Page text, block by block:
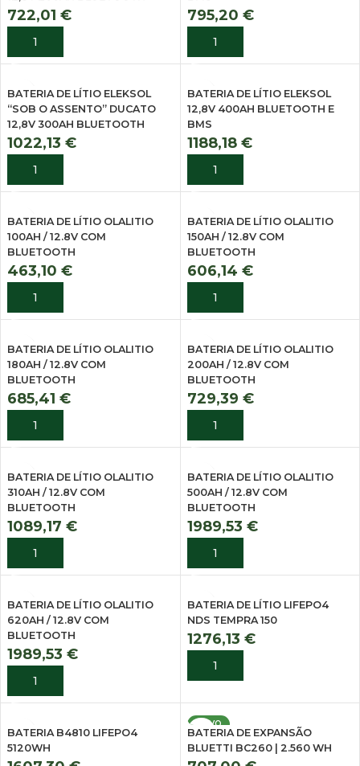
722,01 €
ADICIONAR
795,20 €
ADICIONAR
BATERIA DE LÍTIO ELEKSOL
“SOB O ASSENTO” DUCATO
12,8V 300AH BLUETOOTH
1022,13 €
ADICIONAR
BATERIA DE LÍTIO ELEKSOL
12,8V 400AH BLUETOOTH E
BMS
1188,18 €
ADICIONAR
BATERIA DE LÍTIO OLALITIO
100AH / 12.8V COM
BLUETOOTH
463,10 €
ADICIONAR
BATERIA DE LÍTIO OLALITIO
150AH / 12.8V COM
BLUETOOTH
606,14 €
ADICIONAR
BATERIA DE LÍTIO OLALITIO
180AH / 12.8V COM
BLUETOOTH
685,41 €
ADICIONAR
BATERIA DE LÍTIO OLALITIO
200AH / 12.8V COM
BLUETOOTH
729,39 €
ADICIONAR
BATERIA DE LÍTIO OLALITIO
310AH / 12.8V COM
BLUETOOTH
1089,17 €
ADICIONAR
BATERIA DE LÍTIO OLALITIO
500AH / 12.8V COM
BLUETOOTH
1989,53 €
ADICIONAR
BATERIA DE LÍTIO OLALITIO
620AH / 12.8V COM
BLUETOOTH
1989,53 €
ADICIONAR
BATERIA DE LÍTIO LIFEPO4
NDS TEMPRA 150
1276,13 €
ADICIONAR
BATERIA B4810 LIFEPO4
5120WH
NOVO
BATERIA DE EXPANSÃO
BLUETTI BC260 | 2.560 WH